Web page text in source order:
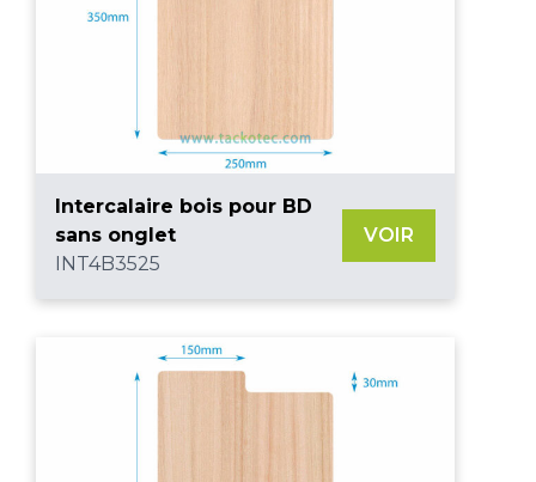
Intercalaire bois pour BD
sans onglet
INT4B3525
VOIR